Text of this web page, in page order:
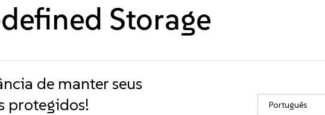
Storage
de manter seus
protegidos!
Português